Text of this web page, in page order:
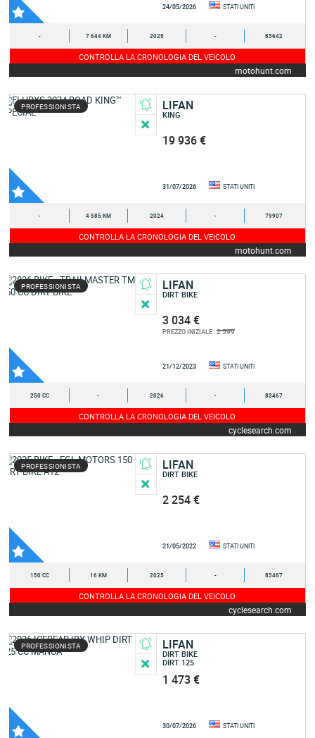
24/05/2026 STATI UNITI
- 7 644 KM 2025 - 83642
CONTROLLA LA CRONOLOGIA DEL VEICOLO
motohunt.com
PROFESSIONISTA LIFAN
KING
19 936 €
31/07/2026 STATI UNITI
- 4 585 KM 2024 - 79907
CONTROLLA LA CRONOLOGIA DEL VEICOLO
motohunt.com
PROFESSIONISTA LIFAN
DIRT BIKE
3 034 €
PREZZO INIZIALE :2 599
21/12/2023 STATI UNITI
250 CC - 2026 - 83467
CONTROLLA LA CRONOLOGIA DEL VEICOLO
cyclesearch.com
PROFESSIONISTA LIFAN
DIRT BIKE
2 254 €
21/05/2022 STATI UNITI
150 CC 16 KM 2025 - 83467
CONTROLLA LA CRONOLOGIA DEL VEICOLO
cyclesearch.com
PROFESSIONISTA LIFAN
DIRT BIKE
DIRT 125
1 473 €
30/07/2026 STATI UNITI